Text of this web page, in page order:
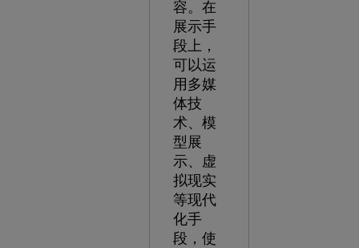
容。在
展示手
段上，
可以运
用多媒
体技
术、模
型展
示、虚
拟现实
等现代
化手
段，使